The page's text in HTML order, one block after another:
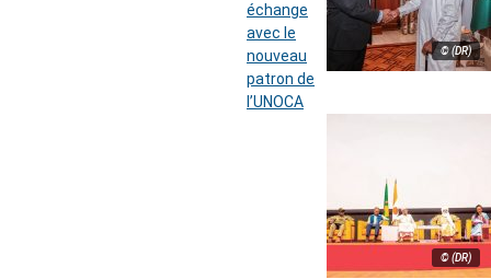
© (DR)
échange
avec le
nouveau
patron de
l’UNOCA
© (DR)